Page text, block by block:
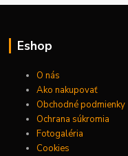
Eshop
O nás
Ako nakupovať
Obchodné podmienky
Ochrana súkromia
Fotogaléria
Cookies